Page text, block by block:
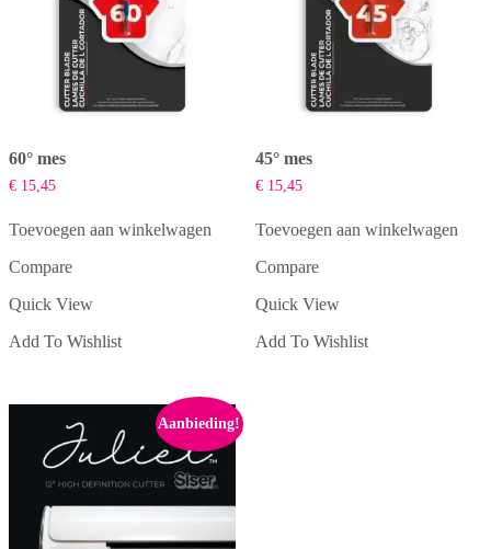
60° mes
€ 15,45
Toevoegen aan winkelwagen
Compare
Quick View
Add To Wishlist
45° mes
€15,45
Toevoegen aan winkelwagen
Compare
Quick View
Add To Wishlist
Aanbieding!